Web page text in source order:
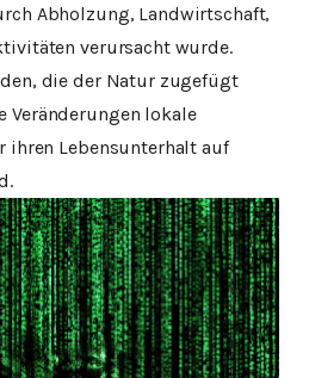
Abholzung, Landwirtschaft,
verursacht wurde.
die der Natur zugefügt
Veränderungen lokale
ihren Lebensunterhalt auf